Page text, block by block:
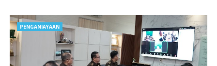
PENGANIAYAAN